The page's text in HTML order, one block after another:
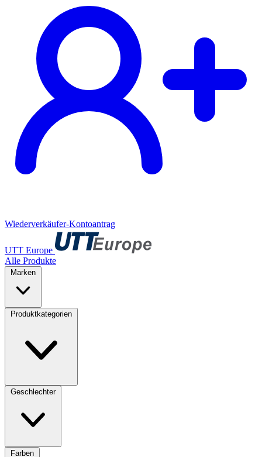
Wiederverkäufer-Kontoantrag
UTT Europe
Alle Produkte
Marken
Produktkategorien
Geschlechter
Farben